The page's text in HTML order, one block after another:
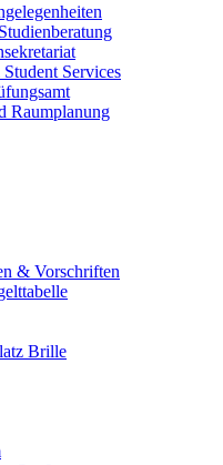
Services
Raumplanung
& Vorschriften
Brille